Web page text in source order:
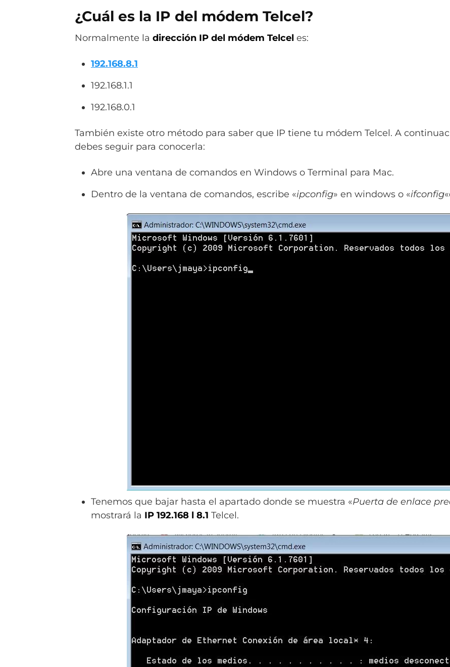
¿Cuál es la IP del módem Telcel?
Normalmente la dirección IP del módem Telcel es:
192.168.8.1
192.168.1.1
192.168.0.1
También existe otro método para saber que IP tiene tu módem Telcel. A
debes seguir para conocerla:
Abre una ventana de comandos en Windows o Terminal para Mac.
Dentro de la ventana de comandos, escribe «ipconfig» en windows o «ifconfig
Tenemos que bajar hasta el apartado donde se muestra «Puerta de enlace
mostrará la IP 192.168 l 8.1 Telcel.